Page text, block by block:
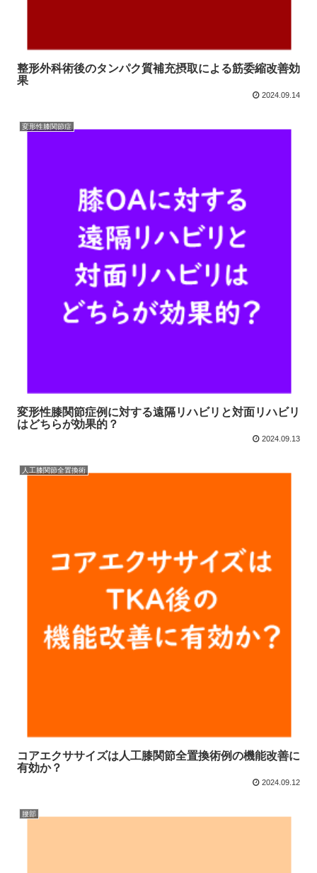
整形外科術後のタンパク質補充摂取による筋委縮改善効
果
2024.09.14
変形性膝関節症
変形性膝関節症例に対する遠隔リハビリと対面リハビリ
はどちらが効果的？
2024.09.13
人工膝関節全置換術
コアエクササイズは人工膝関節全置換術例の機能改善に
有効か？
2024.09.12
腰部